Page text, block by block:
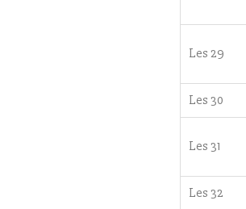
Les 29
Les 30
Les 31
Les 32